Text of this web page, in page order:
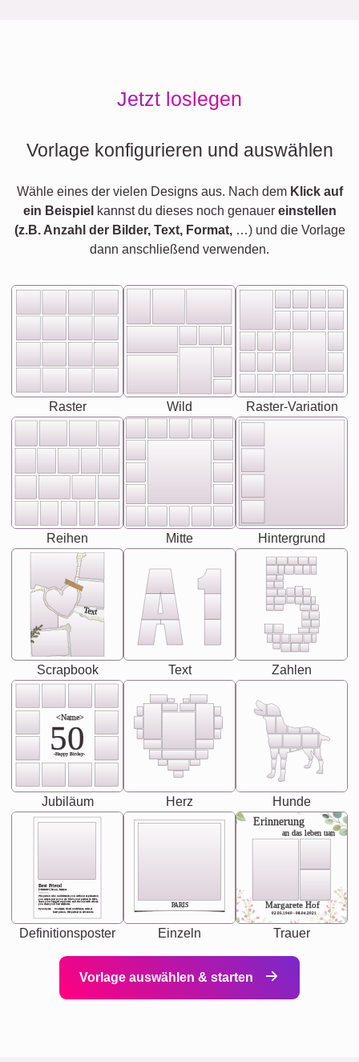
Jetzt loslegen
Vorlage konfigurieren und auswählen
Wähle eines der vielen Designs aus. Nach dem Klick auf
ein Beispiel kannst du dieses noch genauer einstellen
(z.B. Anzahl der Bilder, Text, Format,…) und die Vorlage
dann anschließend verwenden.
Raster Wild Raster-Variation
Reihen Mitte Hintergrund
Text
Scrapbook Text Zahlen
<Name>
50
-Happy Birday-
Jubiläum Herz Hunde
Best Friend
[<NAME>] Noun, feminie
Synonyms: Soulmate, closet confidante, sister at
heart person, life partner in adventure.
The person who understands you without explanation
you accepts just as you are. She's your partner in life's,
chaos your biggest supporter, and the one with whom
you share your best memories.
Definitionsposter
PARIS
Einzeln
Erinnerung
an das leben uan
Margarete Hof
02.05.1940 - 08.04.2021
Trauer
Vorlage auswählen & starten